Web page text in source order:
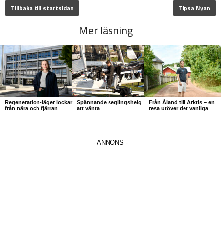
Tillbaka till startsidan Tipsa Nyan
Mer läsning
Regeneration-läger lockar
från nära och fjärran
Spännande seglingshelg
att vänta
Från Åland till Arktis – en
resa utöver det vanliga